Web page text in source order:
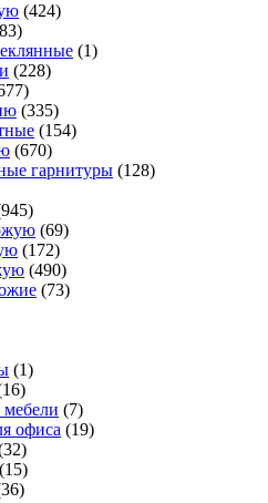
(424)
(1)
(228)
(335)
(154)
(670)
гарнитуры (128)
(69)
(172)
(490)
(73)
(1)
(7)
офиса (19)
(15)